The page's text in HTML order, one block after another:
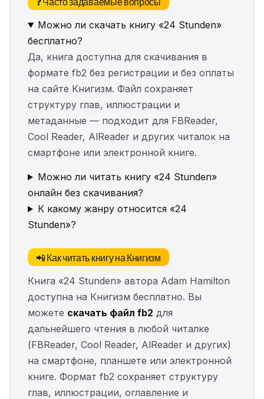
Можно ли скачать книгу «24 Stunden»
бесплатно?
Да, книга доступна для скачивания в
формате fb2 без регистрации и без оплаты
на сайте Книгизм. Файл сохраняет
структуру глав, иллюстрации и
метаданные — подходит для FBReader,
Cool Reader, AlReader и других читалок на
смартфоне или электронной книге.
Можно ли читать книгу «24 Stunden»
онлайн без скачивания?
К какому жанру относится «24
Stunden»?
📲 Как читать книгу на Книгизм
Книга «24 Stunden» автора Adam Hamilton
доступна на Книгизм бесплатно. Вы
можете скачать файл fb2 для
дальнейшего чтения в любой читалке
(FBReader, Cool Reader, AlReader и других)
на смартфоне, планшете или электронной
книге. Формат fb2 сохраняет структуру
глав, иллюстрации, оглавление и